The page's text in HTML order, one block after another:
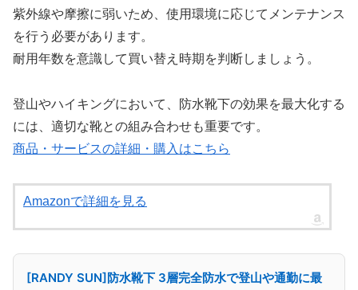
紫外線や摩擦に弱いため、使用環境に応じてメンテナンス
を行う必要があります。
耐用年数を意識して買い替え時期を判断しましょう。
登山やハイキングにおいて、防水靴下の効果を最大化する
には、適切な靴との組み合わせも重要です。
商品・サービスの詳細・購入はこちら
Amazonで詳細を見る
[RANDY SUN]防水靴下 3層完全防水で登山や通勤に最